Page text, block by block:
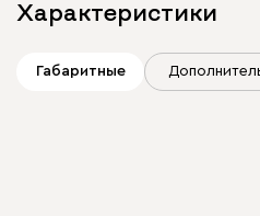
Характеристики
Габаритные